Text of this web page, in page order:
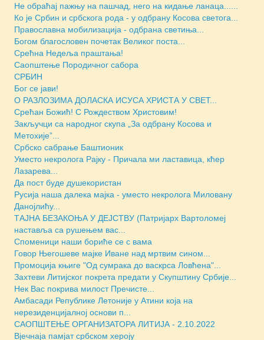
Не обраћај пажњу на пашчад, него на кидање ланаца......
Ко је Србин и србскога рода - у одбрану Косова светога...
Православна мобилизација - одбрана светиња...
Богом благословен почетак Великог поста...
Срећна Недеља праштања!
Саопштење Породичног сабора
СРБИН
Бог се јави!
O РАЗЛОЗИМА ДОЛАСКА ИСУСА ХРИСТА У СВЕТ...
Срећан Божић! С Рождеством Христовим!
Закључци са народног скупа „За одбрану Косова и
Метохије”...
Србско сабрање Баштионик
Уместо некролога Рајку - Причала ми ластавица, кћер
Лазаревa...
Да пост буде душекористан
Русија наша далека мајка - уместо некролога Миловану
Данојлићу...
ТАЈНА БЕЗАКОЊА У ДЕЈСТВУ (Патријарх Вартоломеј
наставља са рушењем вас...
Споменици наши бориће се с вама
Говор Његошеве мајке Иване над мртвим сином...
Промоција књиге "Од сумрака до васкрса Ловћена"...
Захтеви Литијског покрета предати у Скупштину Србије...
Нек Вас покрива милост Пречисте...
Амбасади Републике Летоније у Атини која на
нерезиденцијалној основи п...
САОПШТЕЊЕ ОРГАНИЗАТОРА ЛИТИЈА - 2.10.2022
Вјечнаја памјат србском хероју